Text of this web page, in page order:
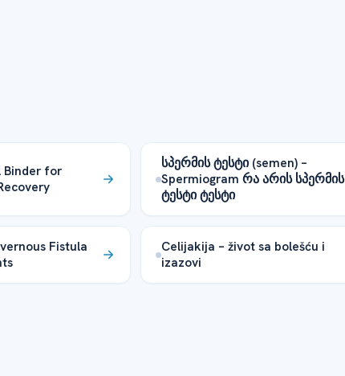
Binder for
სპერმის ტესტი (semen) –
Spermiogram რა არის სპერმის
ტესტი ტესტი
Fistula
Celijakija – život sa bolešću i
izazovi